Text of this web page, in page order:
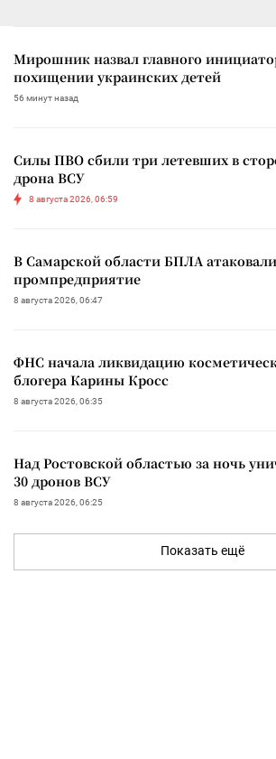
Мирошник назвал главного
похищении украинских детей
56 минут назад
Силы ПВО сбили три летевших в
дрона ВСУ
8 августа 2026, 06:59
В Самарской области БПЛА атаковали
промпредприятие
8 августа 2026, 06:47
ФНС начала ликвидацию
блогера Карины Кросс
8 августа 2026, 06:35
Над Ростовской областью за ночь
30 дронов ВСУ
8 августа 2026, 06:25
Показать ещё